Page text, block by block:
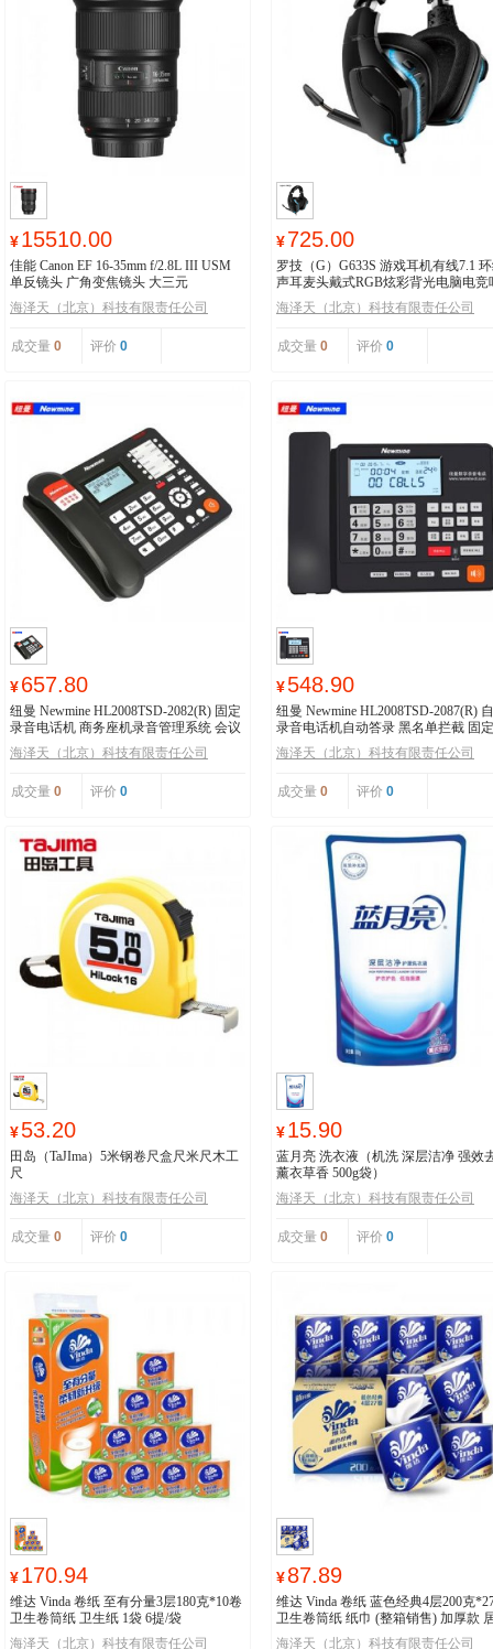
¥15510.00
佳能 Canon EF 16-35mm f/2.8L III USM
单反镜头 广角变焦镜头 大三元
海泽天（北京）科技有限责任公司
成交量 0 评价 0
¥725.00
罗技（G）G633S 游戏耳机有线7.1
声耳麦头戴式RGB炫彩背光电脑电竞
鸡耳机
海泽天（北京）科技有限责任公司
成交量 0 评价 0
¥657.80
纽曼 Newmine HL2008TSD-2082(R) 固定
录音电话机 商务座机录音管理系统 会议
录音电话
海泽天（北京）科技有限责任公司
成交量 0 评价 0
¥548.90
纽曼 Newmine HL2008TSD-2087(R)
录音电话机自动答录 黑名单拦截 固
机 办公家用
海泽天（北京）科技有限责任公司
成交量 0 评价 0
¥53.20
田岛（TaJIma）5米钢卷尺盒尺米尺木工
尺
海泽天（北京）科技有限责任公司
成交量 0 评价 0
¥15.90
蓝月亮 洗衣液（机洗 深层洁净 强效
薰衣草香 500g袋）
海泽天（北京）科技有限责任公司
成交量 0 评价 0
¥170.94
维达 Vinda 卷纸 至有分量3层180克*10卷
卫生卷筒纸 卫生纸 1袋 6提/袋
海泽天（北京）科技有限责任公司
¥87.89
维达 Vinda 卷纸 蓝色经典4层200克
卫生卷筒纸 纸巾 (整箱销售) 加厚款
必备
海泽天（北京）科技有限责任公司